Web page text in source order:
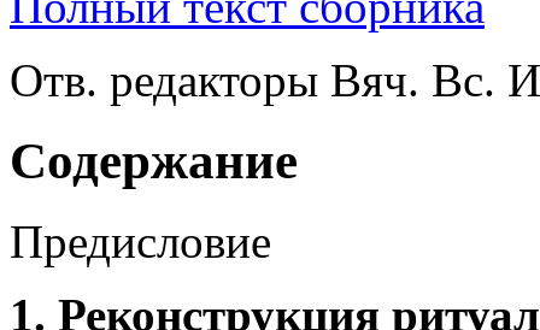
Отв. редакторы Вяч. Вс.
Содержание
Предисловие
1. Реконструкция